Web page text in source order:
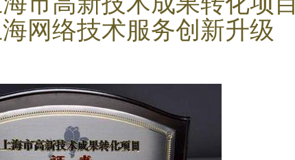
网络技术服务创新升级